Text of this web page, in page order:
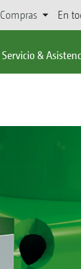
Compras En
Servicio &